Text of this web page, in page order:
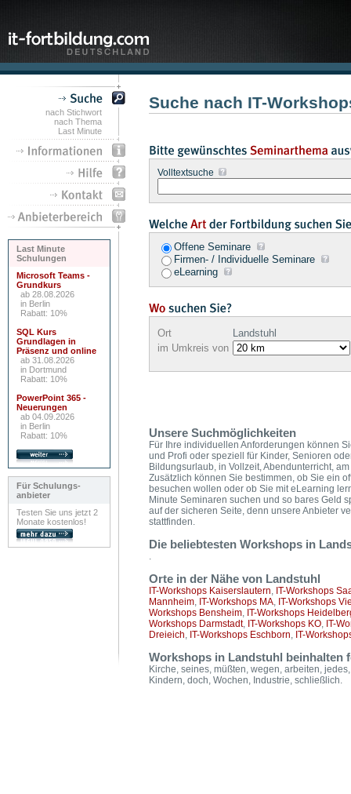
nach Stichwort
nach Thema
Last Minute
Last Minute
Schulungen
Microsoft Teams -
Grundkurs
ab 28.08.2026
in Berlin
Rabatt: 10%
SQL Kurs
Grundlagen in
Präsenz und online
ab 31.08.2026
in Dortmund
Rabatt: 10%
PowerPoint 365 -
Neuerungen
ab 04.09.2026
in Berlin
Rabatt: 10%
Für Schulungs-
anbieter
Testen Sie uns jetzt 2
Monate kostenlos!
Suche nach IT-
Volltextsuche
Offene Seminare
Firmen- / Individuelle Seminare
eLearning
Ort
Landstuhl
im Umkreis von
Unsere Suchmöglichkeiten
Für Ihre individuellen Anforderungen können
und Profi oder speziell für Kinder, Senioren
Bildungsurlaub, in Vollzeit, Abendunterricht,
Zusätzlich können Sie bestimmen, ob Sie ein
besuchen wollen oder ob Sie mit eLearning
Minute Seminaren suchen und so bares Geld
auf der sicheren Seite, denn unsere Anbieter
stattfinden.
Die beliebtesten Workshops in
.
Orte in der Nähe von Landstuhl
IT-Workshops Kaiserslautern, IT-Workshops
Mannheim, IT-Workshops MA, IT-Workshops
Workshops Bensheim, IT-Workshops
Workshops Darmstadt, IT-Workshops KO, IT-
Dreieich, IT-Workshops Eschborn, IT-
Workshops in Landstuhl beinhalten
Kirche, seines, müßten, wegen, arbeiten,
Kindern, doch, Wochen, Industrie, schließlich.